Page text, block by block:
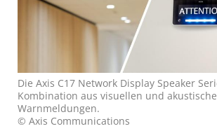
Die Axis C17 Network Display Speaker
Kombination aus visuellen und
Warnmeldungen.
© Axis Communications